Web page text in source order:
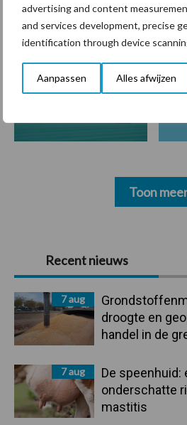
advertising and content
and services development, precise
identification through device
Aanpassen Alles afwijzen
Primaire
Sidebar
Recent nieuws
7 aug
droogte en
handel in de
7 aug
De speenhuid:
onderschatte
mastitis
Diergezondheid
Toon